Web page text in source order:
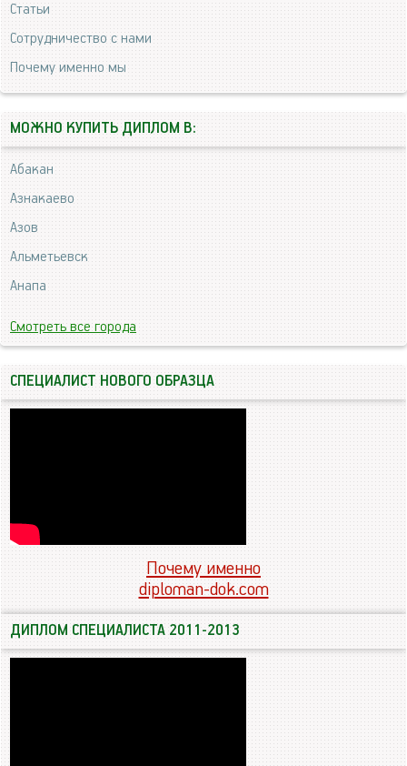
Статьи
Сотрудничество с нами
Почему именно мы
МОЖНО КУПИТЬ ДИПЛОМ В:
Абакан
Азнакаево
Азов
Альметьевск
Анапа
Смотреть все города
СПЕЦИАЛИСТ НОВОГО ОБРАЗЦА
Почему именно
diploman-dok.com
ДИПЛОМ СПЕЦИАЛИСТА 2011-2013